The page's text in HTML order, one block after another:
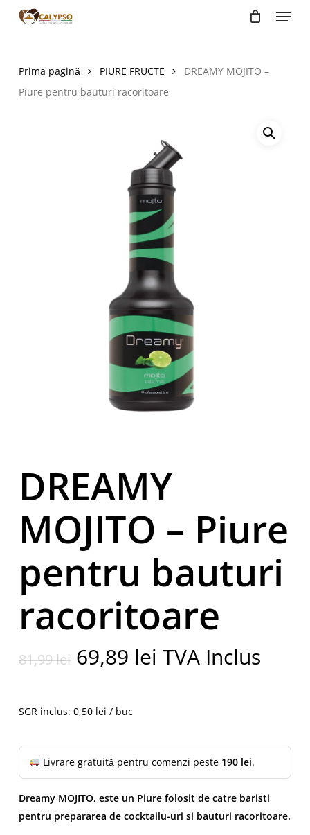
Menu
Prima pagină PIURE FRUCTE
DREAMY MOJITO –
Piure pentru bauturi racoritoare
DREAMY
MOJITO – Piure
pentru bauturi
racoritoare
81,99lei Prețul
inițial
fost:
81,99 lei.
69,89 lei Prețul
TVA Inclus
SGR inclus: 0,50 lei / buc
Livrare gratuită pentru comenzi peste 190 lei.
Dreamy MOJITO, este un Piure folosit de catre baristi
pentru prepararea de cocktailu-uri si bauturi racoritoare.